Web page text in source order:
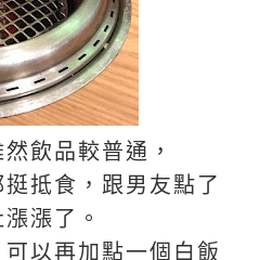
飲品較普通，
抵食， 跟男友點了
漲了。
可以再加點一個白飯